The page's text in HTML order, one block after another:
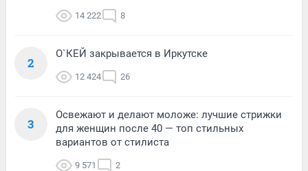
14 222 8
2
О`КЕЙ закрывается в Иркутске
12 424 26
3
Освежают и делают моложе: лучшие стрижки
для женщин после 40 — топ стильных
вариантов от стилиста
9 571 2